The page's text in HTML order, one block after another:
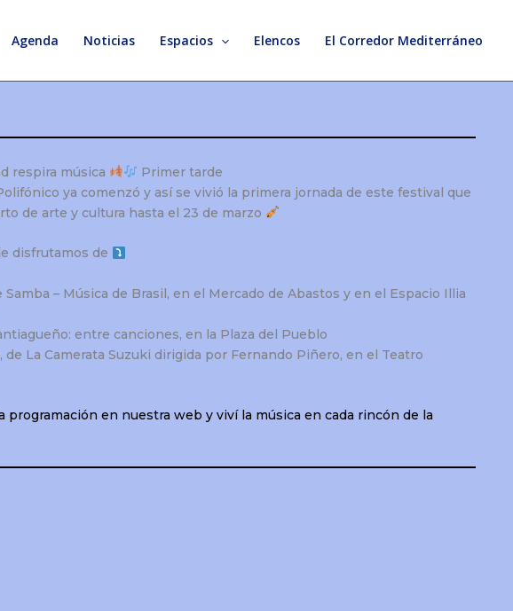
Agenda Noticias Espacios Elencos El Corredor Mediterráneo
respira música
Primer tarde
ya comenzó y así se vivió la primera jornada de este festival que
de arte y cultura hasta el 23 de marzo
disfrutamos de
Samba – Música de Brasil, en el Mercado de Abastos y en el Espacio Illia
entre canciones, en la Plaza del Pueblo
de La Camerata Suzuki dirigida por Fernando Piñero, en el Teatro
programación en nuestra web y viví la música en cada rincón de la